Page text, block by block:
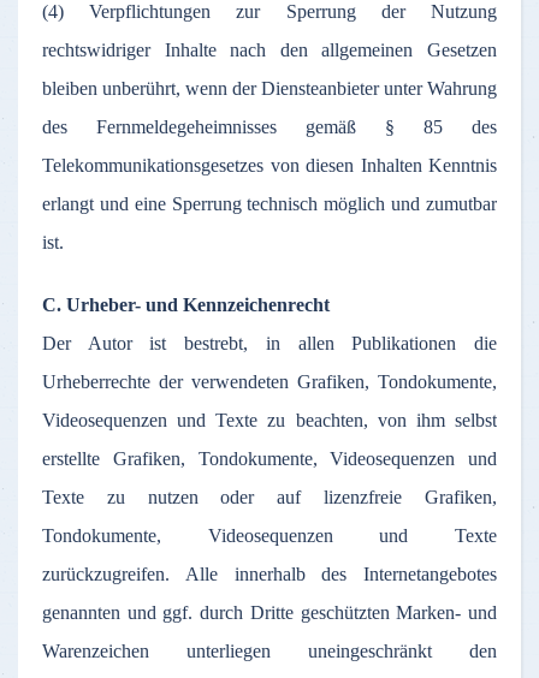
(4) Verpflichtungen zur Sperrung der Nutzung
rechtswidriger Inhalte nach den allgemeinen Gesetzen
bleiben unberührt, wenn der Diensteanbieter unter Wahrung
des Fernmeldegeheimnisses gemäß § 85 des
Telekommunikationsgesetzes von diesen Inhalten Kenntnis
erlangt und eine Sperrung technisch möglich und zumutbar
ist.
C. Urheber- und Kennzeichenrecht
Der Autor ist bestrebt, in allen Publikationen die
Urheberrechte der verwendeten Grafiken, Tondokumente,
Videosequenzen und Texte zu beachten, von ihm selbst
erstellte Grafiken, Tondokumente, Videosequenzen und
Texte zu nutzen oder auf lizenzfreie Grafiken,
Tondokumente, Videosequenzen und Texte
zurückzugreifen. Alle innerhalb des Internetangebotes
genannten und ggf. durch Dritte geschützten Marken- und
Warenzeichen unterliegen uneingeschränkt den